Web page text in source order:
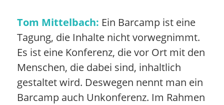
Tom Mittelbach: Ein Barcamp ist eine
Tagung, die Inhalte nicht vorwegnimmt.
Es ist eine Konferenz, die vor Ort mit den
Menschen, die dabei sind, inhaltlich
gestaltet wird. Deswegen nennt man ein
Barcamp auch Unkonferenz. Im Rahmen